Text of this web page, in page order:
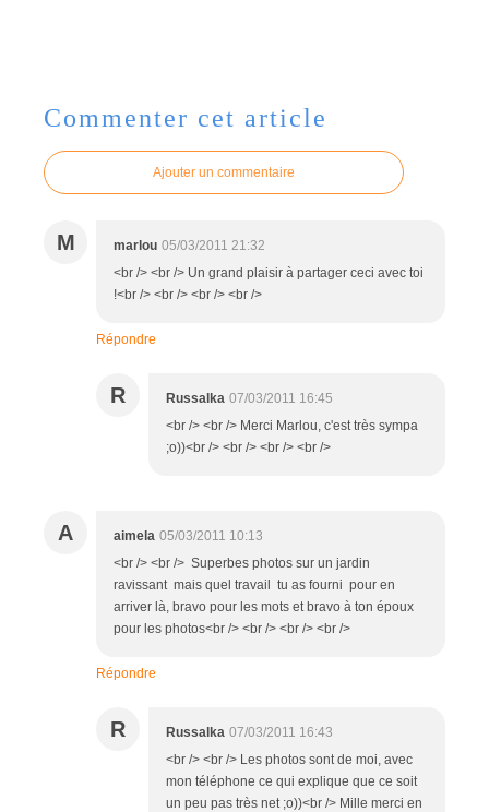
Commenter cet article
Ajouter un commentaire
M marlou 05/03/2011 21:32
<br /> <br /> Un grand plaisir à partager ceci avec toi
!<br /> <br /> <br /> <br />
Répondre
R Russalka 07/03/2011 16:45
<br /> <br /> Merci Marlou, c'est très sympa
;o))<br /> <br /> <br /> <br />
A aimela 05/03/2011 10:13
<br /> <br /> Superbes photos sur un jardin
ravissant mais quel travail tu as fourni pour en
arriver là, bravo pour les mots et bravo à ton époux
pour les photos<br /> <br /> <br /> <br />
Répondre
R Russalka 07/03/2011 16:43
<br /> <br /> Les photos sont de moi, avec
mon téléphone ce qui explique que ce soit
un peu pas très net ;o))<br /> Mille merci en